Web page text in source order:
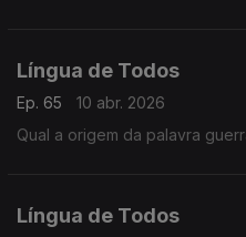
Língua de Todos
Ep. 65
10 abr. 2026
Qual a origem da palavra
Língua de Todos